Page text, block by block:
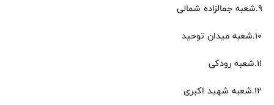
۹.شعبه جمالزاده شمالی
۱۰.شعبه میدان توحید
۱۱.شعبه رودکی
۱۲.شعبه شهید اکبری